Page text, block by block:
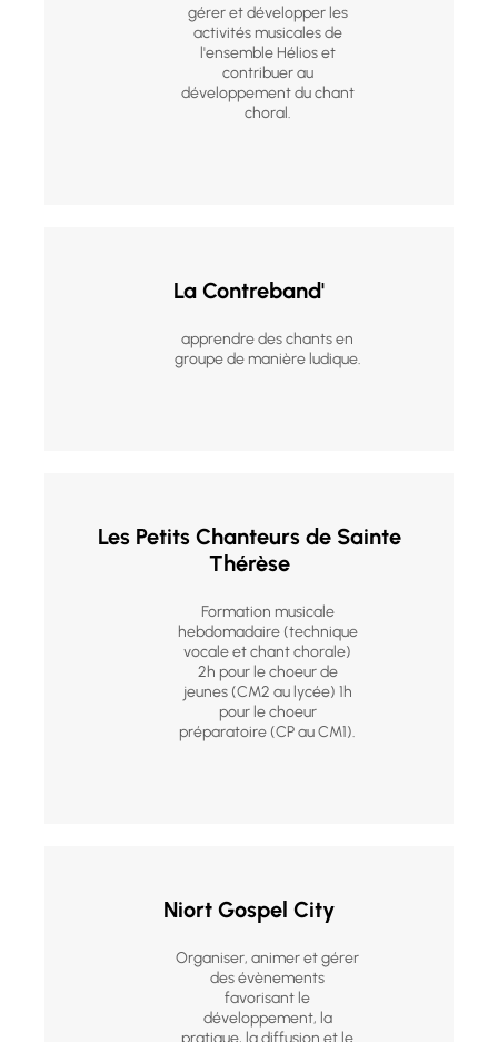
gérer et développer les
activités musicales de
l'ensemble Hélios et
contribuer au
développement du chant
choral.
La Contreband'
apprendre des chants en
groupe de manière ludique.
Les Petits Chanteurs de Sainte
Thérèse
Formation musicale
hebdomadaire (technique
vocale et chant chorale)
2h pour le choeur de
jeunes (CM2 au lycée) 1h
pour le choeur
préparatoire (CP au CM1).
Niort Gospel City
Organiser, animer et gérer
des évènements
favorisant le
développement, la
pratique, la diffusion et le